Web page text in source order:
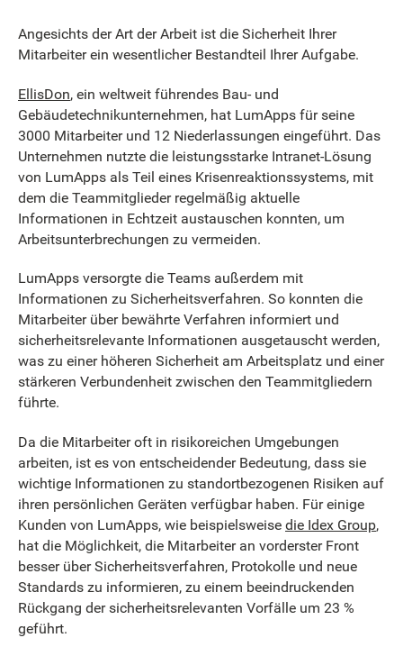
Angesichts der Art der Arbeit ist die Sicherheit Ihrer
Mitarbeiter ein wesentlicher Bestandteil Ihrer Aufgabe.
EllisDon, ein weltweit führendes Bau- und
Gebäudetechnikunternehmen, hat LumApps für seine
3000 Mitarbeiter und 12 Niederlassungen eingeführt. Das
Unternehmen nutzte die leistungsstarke Intranet-Lösung
von LumApps als Teil eines Krisenreaktionssystems, mit
dem die Teammitglieder regelmäßig aktuelle
Informationen in Echtzeit austauschen konnten, um
Arbeitsunterbrechungen zu vermeiden.
LumApps versorgte die Teams außerdem mit
Informationen zu Sicherheitsverfahren. So konnten die
Mitarbeiter über bewährte Verfahren informiert und
sicherheitsrelevante Informationen ausgetauscht werden,
was zu einer höheren Sicherheit am Arbeitsplatz und einer
stärkeren Verbundenheit zwischen den Teammitgliedern
führte.
Da die Mitarbeiter oft in risikoreichen Umgebungen
arbeiten, ist es von entscheidender Bedeutung, dass sie
wichtige Informationen zu standortbezogenen Risiken auf
ihren persönlichen Geräten verfügbar haben. Für einige
Kunden von LumApps, wie beispielsweise die Idex Group,
hat die Möglichkeit, die Mitarbeiter an vorderster Front
besser über Sicherheitsverfahren, Protokolle und neue
Standards zu informieren, zu einem beeindruckenden
Rückgang der sicherheitsrelevanten Vorfälle um 23 %
geführt.